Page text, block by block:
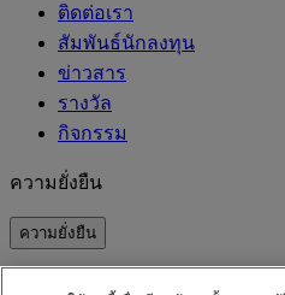
ติดต่อเรา
สัมพันธ์นักลงทุน
ข่าวสาร
รางวัล
กิจกรรม
ความยั่งยืน
ความยั่งยืน